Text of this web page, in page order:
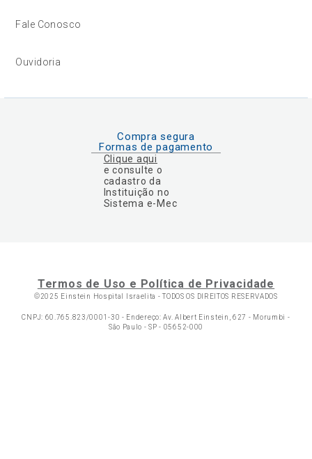
Fale Conosco
Ouvidoria
Compra segura
Formas de pagamento
Clique aqui
e consulte o
cadastro da
Instituição no
Sistema e-Mec
Termos de Uso e Política de Privacidade
©2025 Einstein Hospital Israelita -TODOS OS DIREITOS RESERVADOS
CNPJ: 60.765.823/0001-30 - Endereço: Av. Albert Einstein, 627 - Morumbi -
São Paulo - SP - 05652-000